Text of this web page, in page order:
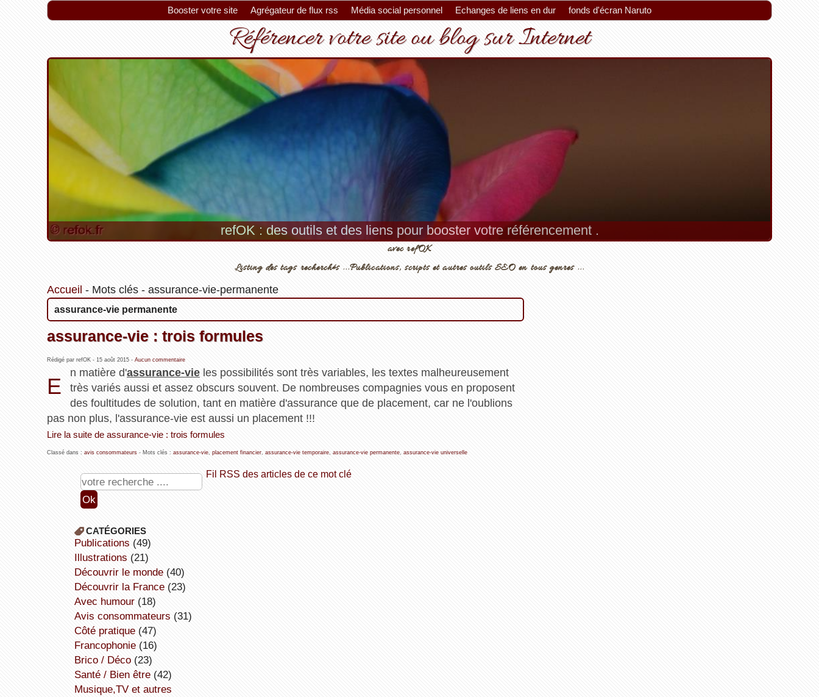
Booster votre site Agrégateur de flux rss Média social personnel Echanges de liens en dur fonds d'écran Naruto
Référencer votre site ou blog sur Internet
refOK : des outils et des liens pour booster votre référencement .
avec refOK
Listing des tags recherchés ...Publications, scripts et autres outils SEO en tous genres ...
Accueil - Mots clés- assurance-vie-permanente
assurance-vie permanente
assurance-vie : trois formules
Rédigé par refOK - 15 août 2015- Aucun commentaire
E
n matière d'assurance-vie les possibilités sont très variables, les textes malheureusement
très variés aussi et assez obscurs souvent. De nombreuses compagnies vous en proposent
des foultitudes de solution, tant en matière d'assurance que de placement, car ne l'oublions
pas non plus, l'assurance-vie est aussi un placement !!!
Lire la suite de assurance-vie : trois formules
Classé dans : avis consommateurs- Mots clés : assurance-vie, placement financier, assurance-vie temporaire, assurance-vie permanente, assurance-vie universelle
Fil RSS des articles de ce mot clé
CATÉGORIES
publications (49)
illustrations (21)
découvrir le monde(40)
découvrir la France(23)
avec humour(18)
avis consommateurs (31)
côté pratique(47)
Francophonie(16)
Brico / Déco(23)
Santé / Bien être(42)
Musique,TV et autres